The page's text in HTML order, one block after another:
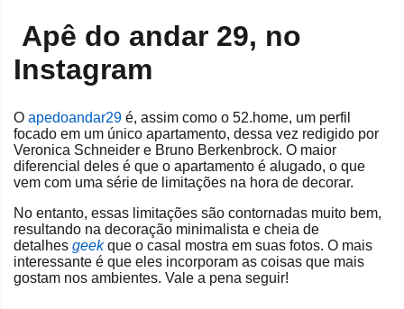
Apê do andar 29, no
Instagram
O apedoandar29 é, assim como o 52.home, um perfil
focado em um único apartamento, dessa vez redigido por
Veronica Schneider e Bruno Berkenbrock. O maior
diferencial deles é que o apartamento é alugado, o que
vem com uma série de limitações na hora de decorar.
No entanto, essas limitações são contornadas muito bem,
resultando na decoração minimalista e cheia de
detalhes geek que o casal mostra em suas fotos. O mais
interessante é que eles incorporam as coisas que mais
gostam nos ambientes. Vale a pena seguir!